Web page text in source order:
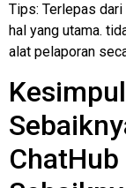
Tips: Terlepas
hal yang utama.
alat pelaporan